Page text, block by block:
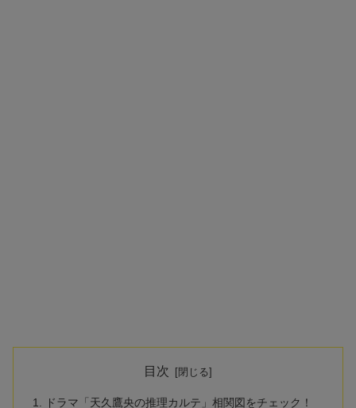
目次
ドラマ「天久鷹央の推理カルテ」相関図をチェック！